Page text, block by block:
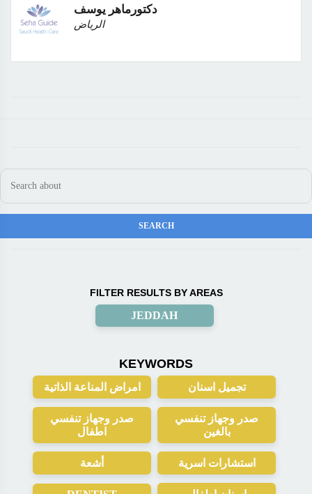
دكتورماهر يوسف
الرياض
FILTER RESULTS BY AREAS
JEDDAH
KEYWORDS
امراض المناعة الذاتية تجميل اسنان
صدر وجهاز تنفسي
اطفال
صدر وجهاز تنفسي
بالغين
أشعة استشارات اسرية